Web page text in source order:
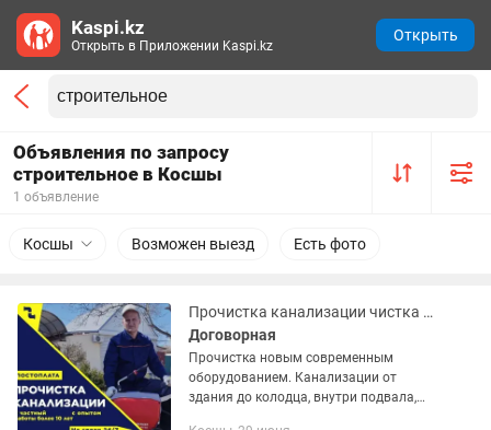
Объявления по запросу
строительное в Косшы
1 объявление
Косшы Возможен выезд Есть фото
Прочистка канализации чистка канализации чистка труб услуги крота
Договорная
Прочистка новым современным
оборудованием. Канализации от
здания до колодца, внутри подвала,
Kaspi.kz
Открыть в Приложении Kaspi.kz
Открыть